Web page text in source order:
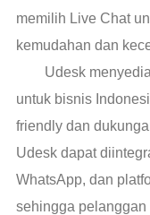
memilih Live Chat
kemudahan dan
Udesk
untuk bisnis
friendly dan
Udesk dapat
WhatsApp, dan
sehingga